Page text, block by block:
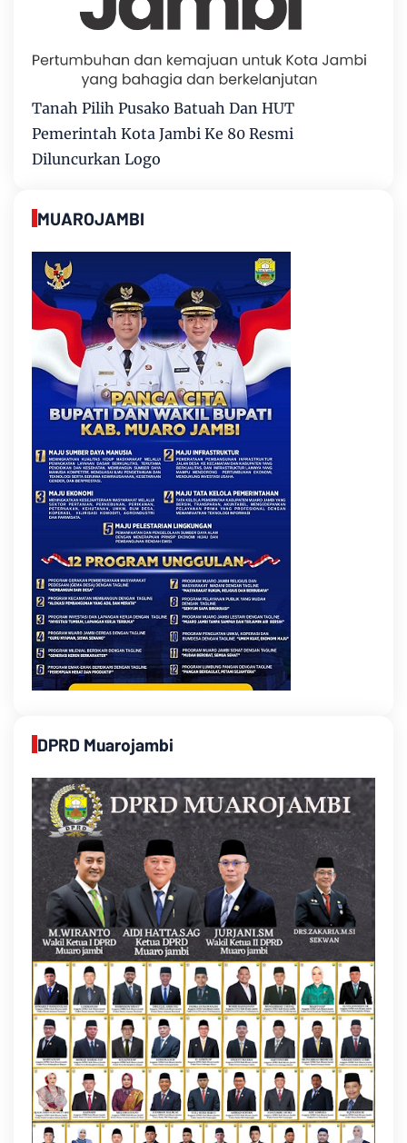
Tanah Pilih Pusako Batuah Dan HUT
Pemerintah Kota Jambi Ke 80 Resmi
Diluncurkan Logo
MUAROJAMBI
DPRD Muarojambi